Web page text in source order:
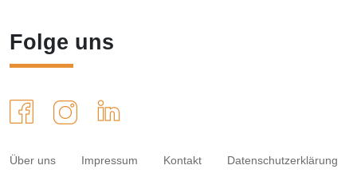
Folge uns
Über uns Impressum Kontakt Datenschutzerklärung